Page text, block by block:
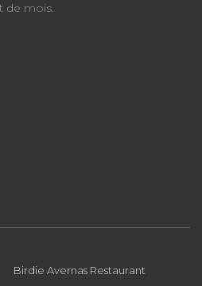
de mois.
Birdie Avernas Restaurant